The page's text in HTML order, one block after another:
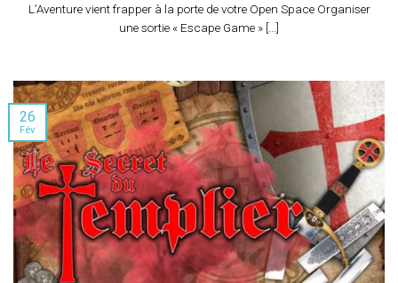
L’Aventure vient frapper à la porte de votre Open Space Organiser
une sortie « Escape Game » [...]
26
Fév